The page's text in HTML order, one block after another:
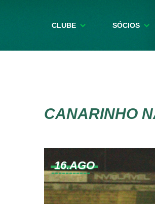
CLUBE SÓCIOS
CANARINHO
16.AGO